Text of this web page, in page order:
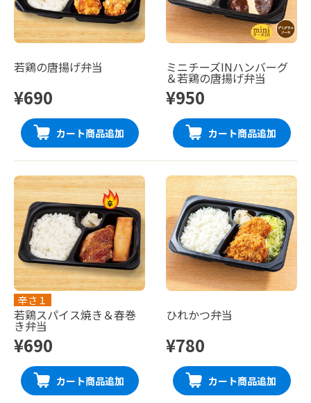
若鶏の唐揚げ弁当
¥690
カート商品追加
ミニチーズINハンバーグ
＆若鶏の唐揚げ弁当
¥950
カート商品追加
辛さ１
若鶏スパイス焼き＆春巻
き弁当
¥690
カート商品追加
ひれかつ弁当
¥780
カート商品追加